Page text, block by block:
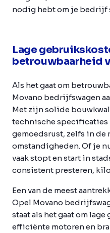
nodig hebt om je bedrijf
Lage
betrouwbaarheid
Als het gaat om
Movano bedrijfswagen
Met zijn solide
technische specificaties
gemoedsrust, zelfs in de
omstandigheden. Of je
vaak stopt en start in
consistent presteren,
Een van de meest
Opel Movano
staat als het gaat om
efficiënte motoren en